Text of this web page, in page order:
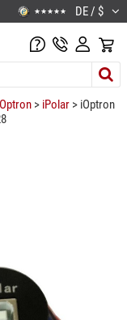
★★★★★ DE / $
> iPolar > iOptron